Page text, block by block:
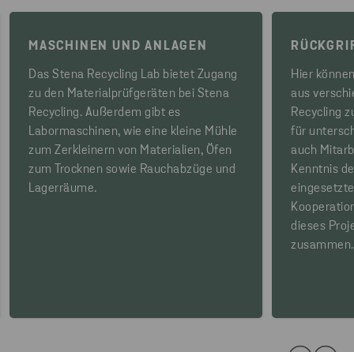
MASCHINEN UND ANLAGEN
Das Stena Recycling Lab bietet Zugang
zu den Materialprüfgeräten bei Stena
Recycling. Außerdem gibt es
Labormaschinen, wie eine kleine Mühle
zum Zerkleinern von Materialien, Öfen
zum Trocknen sowie Rauchabzüge und
Lagerräume.
Hier
aus
Recycling
für
auch
Kenntnis
dieses
zusammen.